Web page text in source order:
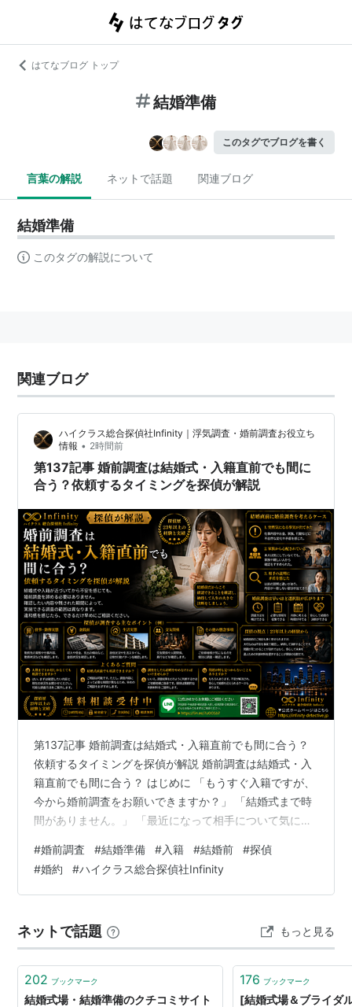
はてなブログ トップ
結婚準備
このタグでブログを書く
言葉の解説 ネットで話題 関連ブログ
結婚準備
このタグの解説について
関連ブログ
ハイクラス総合探偵社Infinity｜浮気調査・婚前調査お役立ち
情報 • 2時間前
第137記事 婚前調査は結婚式・入籍直前でも間に
合う？依頼するタイミングを探偵が解説
第137記事 婚前調査は結婚式・入籍直前でも間に合う？
依頼するタイミングを探偵が解説 婚前調査は結婚式・入
籍直前でも間に合う？ はじめに 「もうすぐ入籍ですが、
今から婚前調査をお願いできますか？」 「結婚式まで時
間がありません。」 「最近になって相手について気にな
相談をいただくことがあります。 結婚準備が進んでから
違和感を感じても、 「今さら調べても遅いのではない
か」 「結婚式が決まっているから引き返せない」 と考
しゃいます。 しかし、結婚式や入籍が近いからといっ
て、必ずしも婚前調査を諦める必…
#婚前調査 #結婚準備 #入籍 #結婚前 #探偵
#婚約 #ハイクラス総合探偵社Infinity
ネットで話題 もっと見る
202 ブックマーク
結婚式場・結婚準備のクチコミサイト
176 ブックマーク
[結婚式場＆ブライダ